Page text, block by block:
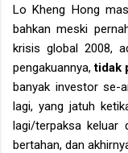
Lo Kheng Hong
bahkan meski
krisis global 2008,
pengakuannya,tidak
banyak investor se-
lagi, yang jatuh
lagi/terpaksa keluar
bertahan, dan